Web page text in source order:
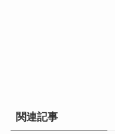
関連記事